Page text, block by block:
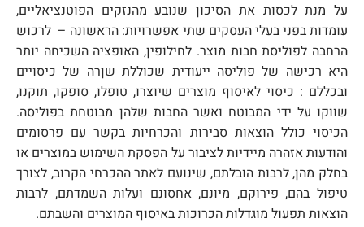
על מנת לכסות את הסיכון שנובע מהנזקים הפוטנציאליים,
עומדות בפני בעלי העסקים שתי אפשרויות: הראשונה – לרכוש
הרחבה לפוליסת חבות מוצר. לחילופין, האופציה השכיחה יותר
היא רכישה של פוליסה ייעודית שכוללת שןרה של כיסויים
ובכללם : כיסוי לאיסוף מוצרים שיוצרו, טופלו, סופקו, תוקנו,
שווקו על ידי המבוטח ואשר החבות שלהן מבוטחת בפוליסה.
הכיסוי כולל הוצאות סבירות והכרחיות בקשר עם פרסומים
והודעות אזהרה מיידיות לציבור על הפסקת השימוש במוצרים או
בחלק מהן, לרבות הובלתם, שינועם לאתר ההכרחי הקרוב, לצורך
טיפול בהם, פירוקם, מיונם, אחסונם ועלות השמדתם, לרבות
הוצאות תפעול מוגדלות הכרוכות באיסוף המוצרים והשבתם.